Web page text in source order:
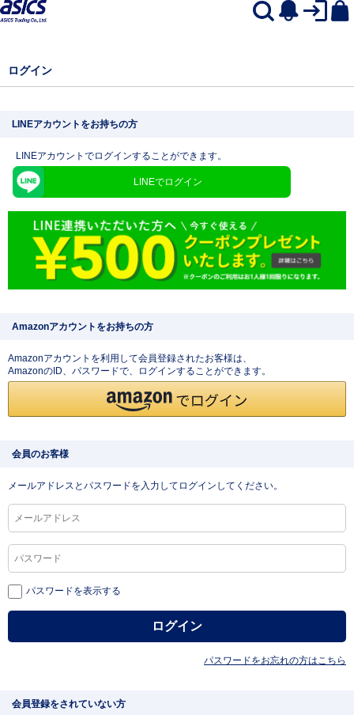
ログイン
LINEアカウントをお持ちの方
LINEアカウントでログインすることができます。
LINEでログイン
Amazonアカウントをお持ちの方
Amazonアカウントを利用して会員登録されたお客様は、
AmazonのID、パスワードで、ログインすることができます。
会員のお客様
メールアドレスとパスワードを入力してログインしてください。
パスワードを表示する
パスワードをお忘れの方はこちら
会員登録をされていない方